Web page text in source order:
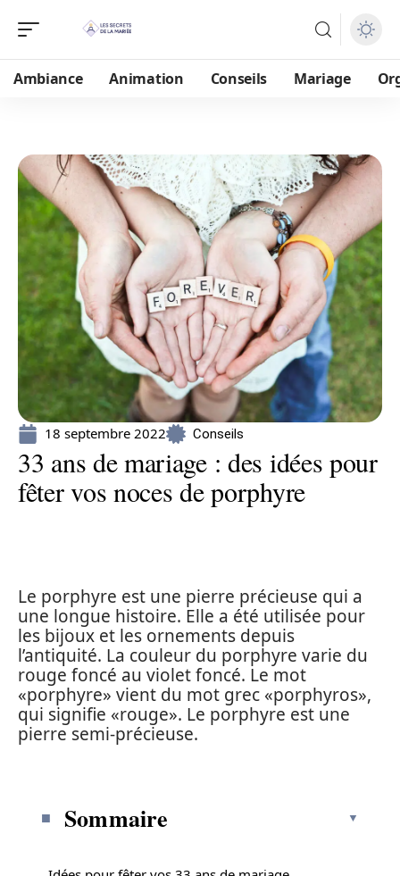
Ambiance Animation Conseils Mariage
18 septembre 2022 Conseils
33 ans de mariage : des idées pour
fêter vos noces de porphyre
Le porphyre est une pierre précieuse qui a
une longue histoire. Elle a été utilisée pour
les bijoux et les ornements depuis
l’antiquité. La couleur du porphyre varie du
rouge foncé au violet foncé. Le mot
«porphyre» vient du mot grec «porphyros»,
qui signifie «rouge». Le porphyre est une
pierre semi-précieuse.
Sommaire